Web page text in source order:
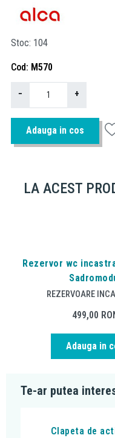
Stoc 104
Cod M570
− +
Adauga in cos
LA ACEST
Rezervor wc
REZERVOARE
499,00
Adauga in
Te-ar putea
Clapeta de